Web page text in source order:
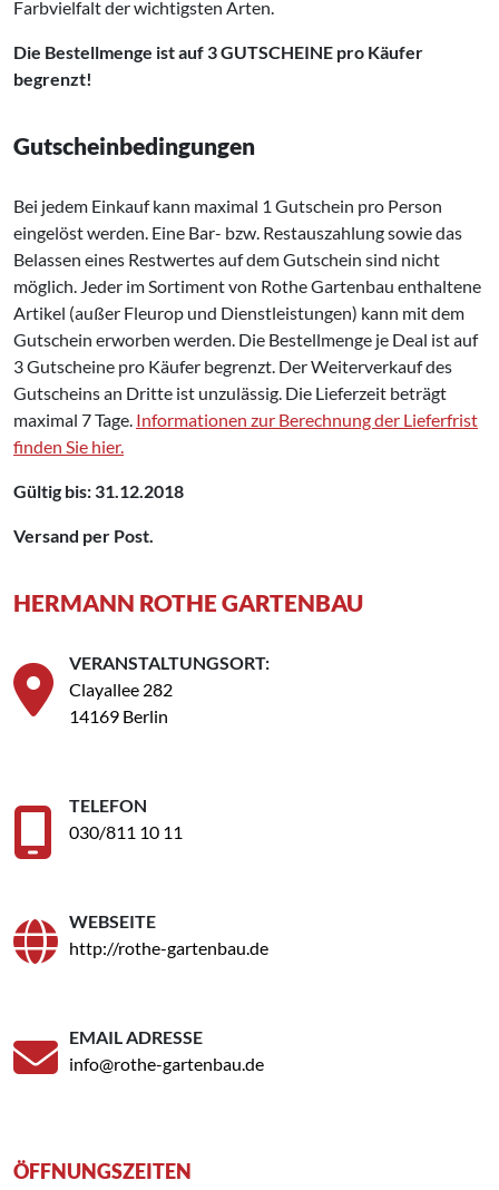
Farbvielfalt der wichtigsten Arten.
Die Bestellmenge ist auf 3 GUTSCHEINE pro Käufer
begrenzt!
Gutscheinbedingungen
Bei jedem Einkauf kann maximal 1 Gutschein pro Person
eingelöst werden. Eine Bar- bzw. Restauszahlung sowie das
Belassen eines Restwertes auf dem Gutschein sind nicht
möglich. Jeder im Sortiment von Rothe Gartenbau enthaltene
Artikel (außer Fleurop und Dienstleistungen) kann mit dem
Gutschein erworben werden. Die Bestellmenge je Deal ist auf
3 Gutscheine pro Käufer begrenzt. Der Weiterverkauf des
Gutscheins an Dritte ist unzulässig. Die Lieferzeit beträgt
maximal 7 Tage. Informationen zur Berechnung der Lieferfrist
finden Sie hier.
Gültig bis: 31.12.2018
Versand per Post.
HERMANN ROTHE GARTENBAU
VERANSTALTUNGSORT:
Clayallee 282
14169 Berlin
TELEFON
030/811 10 11
WEBSEITE
http://rothe-gartenbau.de
EMAIL ADRESSE
info@rothe-gartenbau.de
ÖFFNUNGSZEITEN